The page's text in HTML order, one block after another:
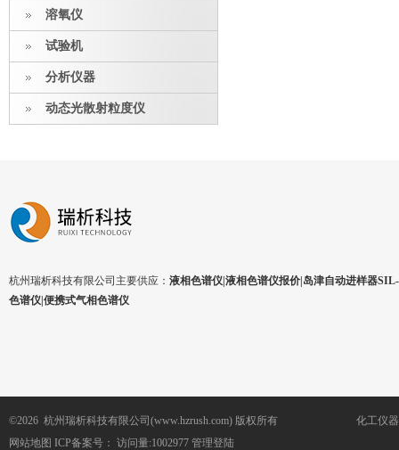
溶氧仪
试验机
分析仪器
动态光散射粒度仪
杭州瑞析科技有限公司主要供应： 液相色谱仪|液相色谱仪报价|岛津自动进样器
色谱仪|便携式气相色谱仪
©2026 杭州瑞析科技有限公司(www.hzrush.com) 版权所有
网站地图 ICP备案号： 访问量:1002977 管理登陆
化工仪